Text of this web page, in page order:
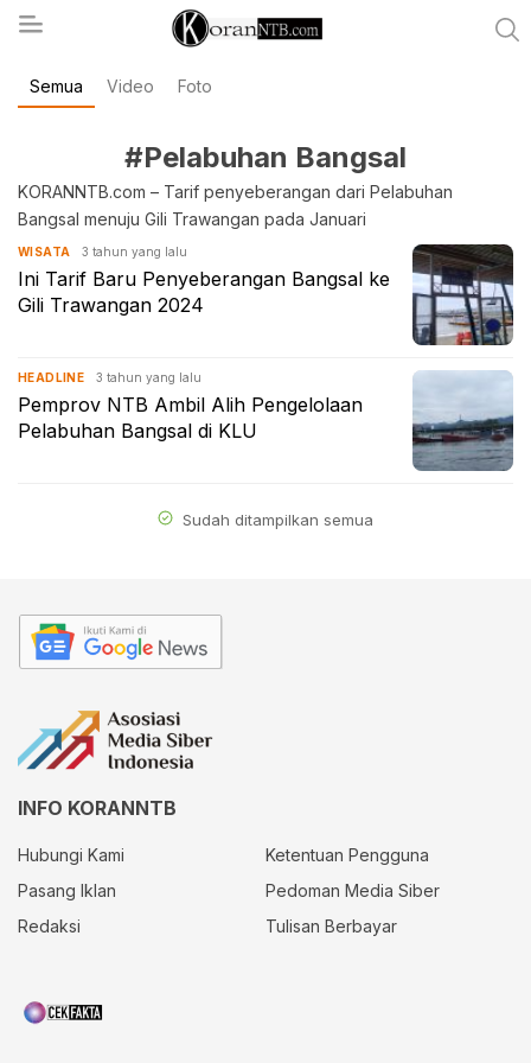
koranntb.com
Semua Video Foto
#Pelabuhan Bangsal
KORANNTB.com – Tarif penyeberangan dari Pelabuhan
Bangsal menuju Gili Trawangan pada Januari
WISATA 3 tahun yang lalu
Ini Tarif Baru Penyeberangan Bangsal ke
Gili Trawangan 2024
HEADLINE 3 tahun yang lalu
Pemprov NTB Ambil Alih Pengelolaan
Pelabuhan Bangsal di KLU
Sudah ditampilkan semua
INFO KORANNTB
Hubungi Kami
Ketentuan Pengguna
Pasang Iklan
Pedoman Media Siber
Redaksi
Tulisan Berbayar